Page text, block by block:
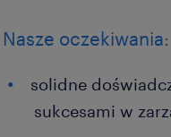
Nasze oczekiwania:
solidne
sukcesami w